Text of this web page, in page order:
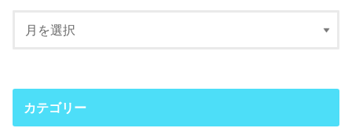
カテゴリー